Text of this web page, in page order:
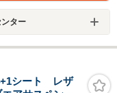
ター
シート レザ